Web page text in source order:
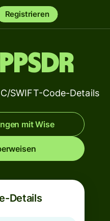
Registrieren
SWIFT-Code-Details
mit Wise
Details